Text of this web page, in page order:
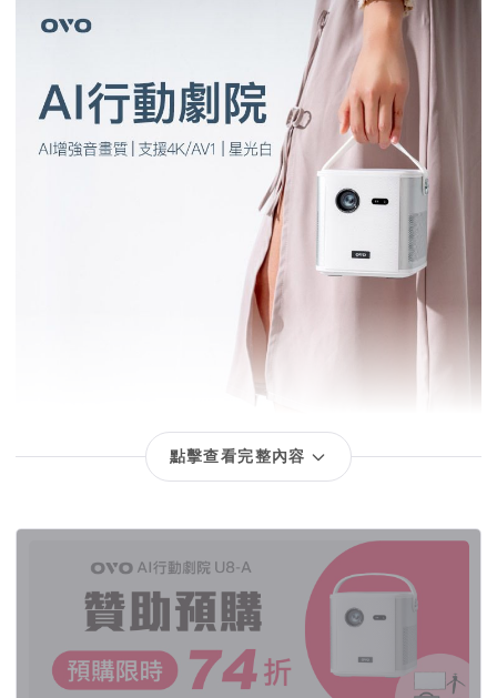
行動投影機，
總是不滿意？
點擊查看完整內容